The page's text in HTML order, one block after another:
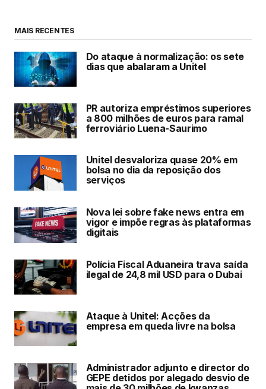
MAIS RECENTES
Do ataque à normalização: os sete
dias que abalaram a Unitel
PR autoriza empréstimos superiores
a 800 milhões de euros para ramal
ferroviário Luena-Saurimo
Unitel desvaloriza quase 20% em
bolsa no dia da reposição dos
serviços
Nova lei sobre fake news entra em
vigor e impõe regras às plataformas
digitais
Polícia Fiscal Aduaneira trava saída
ilegal de 24,8 mil USD para o Dubai
Ataque à Unitel: Acções da
empresa em queda livre na bolsa
Administrador adjunto e director do
GEPE detidos por alegado desvio de